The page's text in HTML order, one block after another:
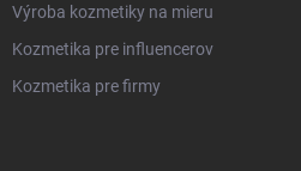
Výroba kozmetiky na mieru
Kozmetika pre influencerov
Kozmetika pre firmy